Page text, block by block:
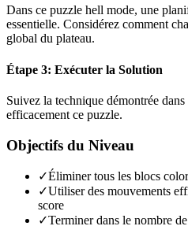
Dans ce puzzle hell mode, une
essentielle. Considérez comment
global du plateau.
Étape 3: Exécuter la Solution
Suivez la technique démontrée
efficacement ce puzzle.
Objectifs du Niveau
✓Éliminer tous les blocs
✓Utiliser des mouvements
score
✓Terminer dans le nombre